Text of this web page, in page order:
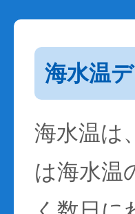
海水温
海水温は
は海水温